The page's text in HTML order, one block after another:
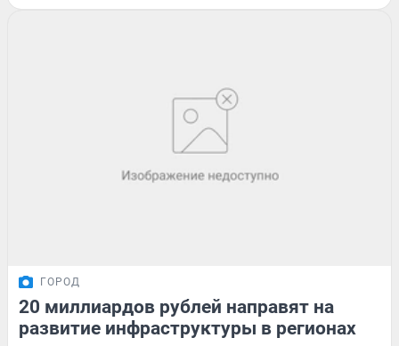
ГОРОД
20 миллиардов рублей направят на
развитие инфраструктуры в регионах